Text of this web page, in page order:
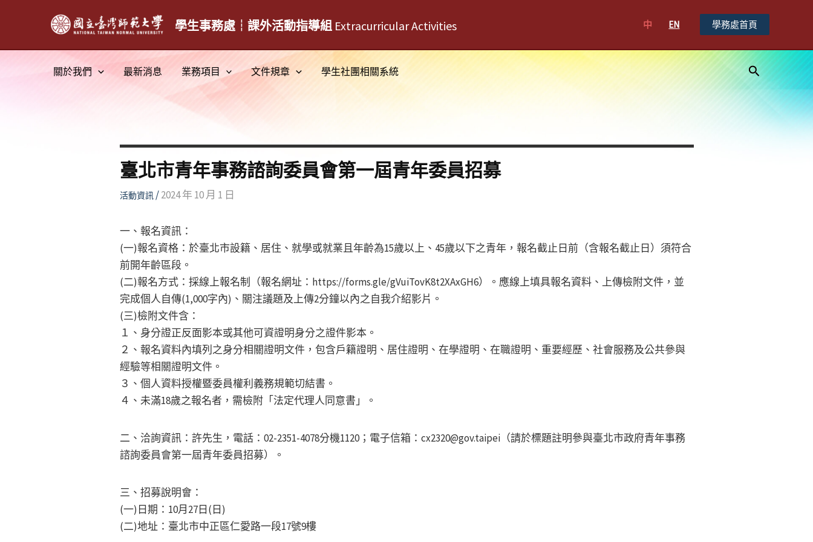
學生事務處┆課外活動指導組 Extracurricular Activities 中 EN 學務處首頁
關於我們 最新消息 業務項目 文件規章 學生社團相關系統
搜
尋
臺北市青年事務諮詢委員會第一屆青年委員招募
活動資訊/2024 年 10 月 1 日
一、報名資訊：
(一)報名資格：於臺北市設籍、居住、就學或就業且年齡為15歲以上、45歲以下之青年，報名截止日前（含報名截止日）須符合
前開年齡區段。
(二)報名方式：採線上報名制（報名網址：https://forms.gle/gVuiTovK8t2XAxGH6）。應線上填具報名資料、上傳檢附文件，並
完成個人自傳(1,000字內)、關注議題及上傳2分鐘以內之自我介紹影片。
(三)檢附文件含：
１、身分證正反面影本或其他可資證明身分之證件影本。
２、報名資料內填列之身分相關證明文件，包含戶籍證明、居住證明、在學證明、在職證明、重要經歷、社會服務及公共參與
經驗等相關證明文件。
３、個人資料授權暨委員權利義務規範切結書。
４、未滿18歲之報名者，需檢附「法定代理人同意書」。
二、洽詢資訊：許先生，電話：02-2351-4078分機1120；電子信箱：cx2320@gov.taipei（請於標題註明參與臺北市政府青年事務
諮詢委員會第一屆青年委員招募）。
三、招募說明會：
(一)日期：10月27日(日)
(二)地址：臺北市中正區仁愛路一段17號9樓